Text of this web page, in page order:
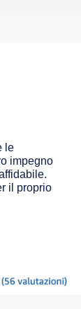
le
impegno
il proprio